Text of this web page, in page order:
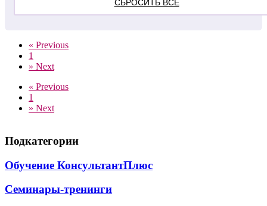
СБРОСИТЬ ВСЕ
« Previous
1
» Next
« Previous
1
» Next
Подкатегории
Обучение КонсультантПлюс
Семинары-тренинги